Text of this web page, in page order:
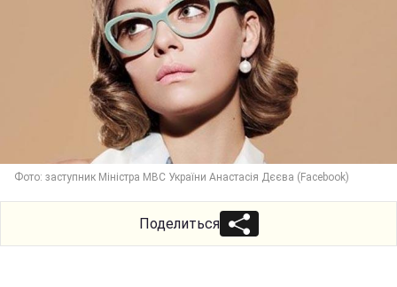
Фото: заступник Міністра МВС України Анастасія Дєєва (Facebook)
Поделиться